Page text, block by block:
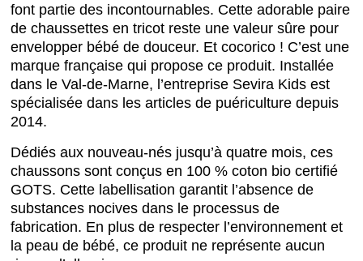
font partie des incontournables. Cette adorable paire
de chaussettes en tricot reste une valeur sûre pour
envelopper bébé de douceur. Et cocorico ! C’est une
marque française qui propose ce produit. Installée
dans le Val-de-Marne, l’entreprise Sevira Kids est
spécialisée dans les articles de puériculture depuis
2014.
Dédiés aux nouveau-nés jusqu’à quatre mois, ces
chaussons sont conçus en 100 % coton bio certifié
GOTS. Cette labellisation garantit l’absence de
substances nocives dans le processus de
fabrication. En plus de respecter l’environnement et
la peau de bébé, ce produit ne représente aucun